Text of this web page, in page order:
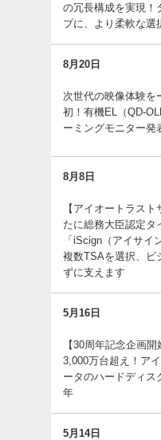
の冗長構成を実現！
プに、より柔軟な選
8月20日
次世代の映像体験を
初！有機EL（QD-
ーミングモニター発
8月8日
【アイオートラス
たに総務大臣認定タ
「iScign（アイサイ
複数TSAを選択、ビ
ずに支えます
5月16日
【30周年記念企画
3,000万台超え！ア
ータのハードディス
年
5月14日